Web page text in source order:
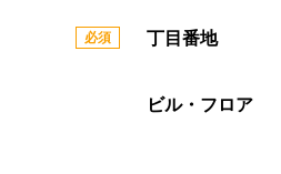
丁目番地
ビル・フロア